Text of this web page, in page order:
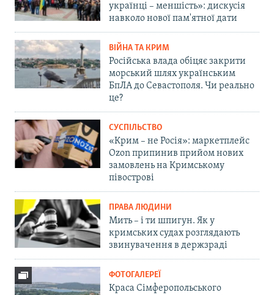
українці – меншість»: дискусія
навколо нової пам'ятної дати
ВІЙНА ТА КРИМ
Російська влада обіцяє закрити
морський шлях українським
БпЛА до Севастополя. Чи реально
це?
СУСПІЛЬСТВО
«Крим – не Росія»: маркетплейс
Ozon припинив прийом нових
замовлень на Кримському
півострові
ПРАВА ЛЮДИНИ
Мить – і ти шпигун. Як у
кримських судах розглядають
звинувачення в держзраді
ФОТОГАЛЕРЕЇ
Краса Сімферопольського